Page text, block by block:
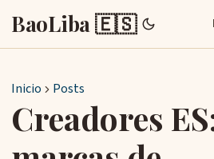
BaoLiba 🇪🇸
Inicio Posts
Creadores